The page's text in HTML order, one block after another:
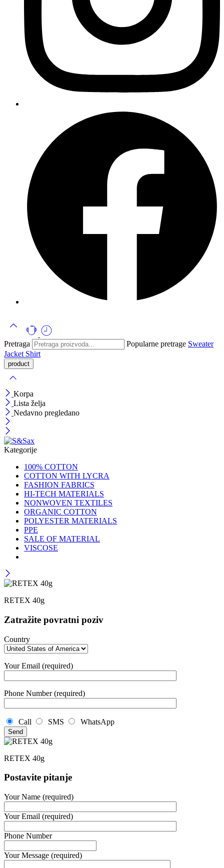
Pretraga Popularne pretrage Sweater
Jacket Shirt
Korpa
Lista želja
Nedavno pregledano
Kategorije
100% COTTON
COTTON WITH LYCRA
FASHION FABRICS
HI-TECH MATERIALS
NONWOVEN TEXTILES
ORGANIC COTTON
POLYESTER MATERIALS
PPE
SALE OF MATERIAL
VISCOSE
RETEX 40g
Zatražite povratni poziv
Country
Your Email (required)
Phone Number (required)
Call SMS WhatsApp
RETEX 40g
Postavite pitanje
Your Name (required)
Your Email (required)
Phone Number
Your Message (required)